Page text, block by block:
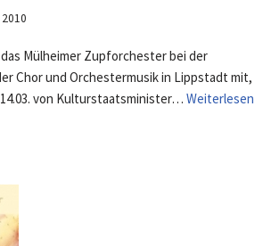
das Mülheimer Zupforchester bei der
Chor und Orchestermusik in Lippstadt mit,
von Kulturstaatsminister… Weiterlesen